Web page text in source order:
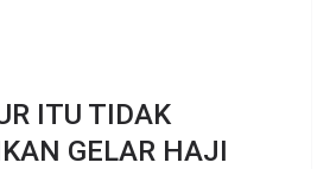
ITU TIDAK
GELAR HAJI